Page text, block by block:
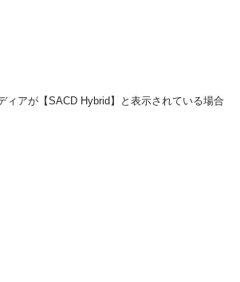
アが【SACD Hybrid】と表示されている場合